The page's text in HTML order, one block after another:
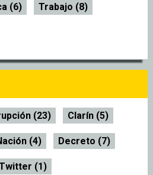
(6) Trabajo (8)
(23) Clarín (5)
(4) Decreto (7)
(1)